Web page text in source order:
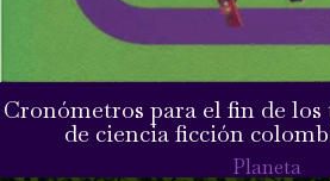
Cronómetros para el fin de
de ciencia ficción
Planeta